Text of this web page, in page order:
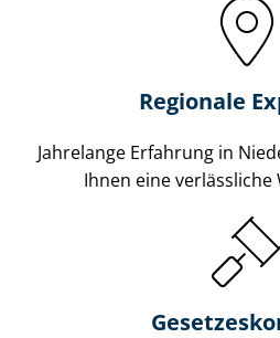
Regionale
Jahrelange Erfahrung in
Ihnen eine